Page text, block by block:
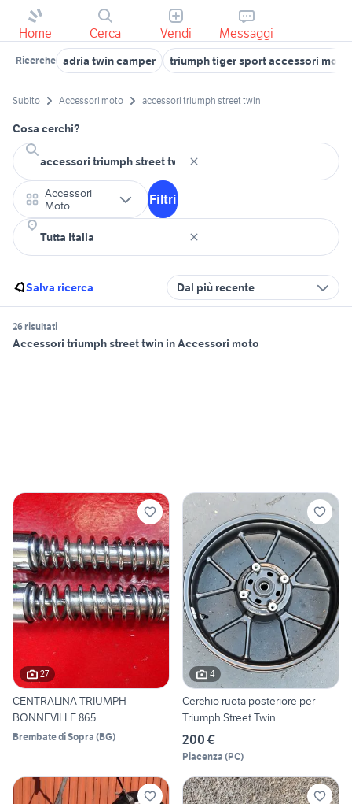
Home Cerca Vendi Messaggi
Ricerche adria twin camper triumph tiger sport accessori moto
Subito Accessori moto accessori triumph street twin
Cosa cerchi?
Accessori
Moto
Filtri
Salva ricerca Dal più recente
26 risultati
Accessori triumph street twin in Accessori moto
27
CENTRALINA TRIUMPH
BONNEVILLE 865
Brembate di Sopra (BG)
4
Cerchio ruota posteriore per
Triumph Street Twin
200 €
Piacenza (PC)